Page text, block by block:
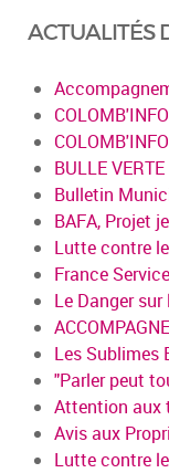
ACTUALITÉS
BULLE VERTE
Bulletin
BAFA, Projet
Lutte contre
France
Le Danger
Les Sublimes
"Parler peut
Attention aux
Avis aux
Lutte contre